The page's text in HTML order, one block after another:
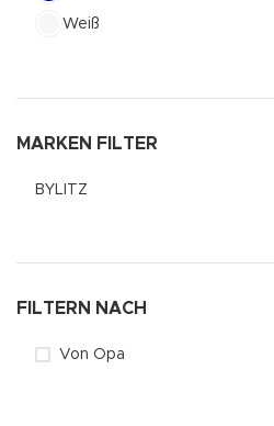
Weiß
MARKEN FILTER
BYLITZ
FILTERN NACH
Von Opa